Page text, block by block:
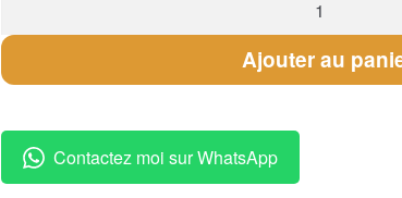
Bracelet
Mamie
es
Géniale"
Ajouter au
Contactez moi sur WhatsApp